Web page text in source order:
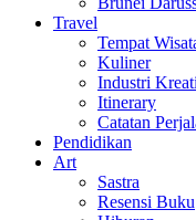
Travel
Tempat
Kuliner
Industri
Itinerary
Catatan
Pendidikan
Art
Sastra
Resensi Buku